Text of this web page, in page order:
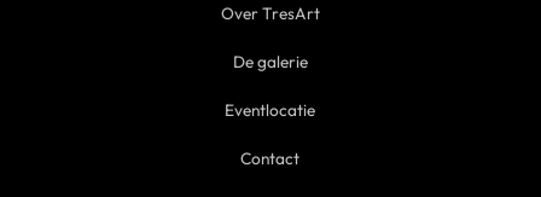
Over TresArt
De galerie
Eventlocatie
Contact